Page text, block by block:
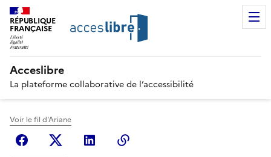
RÉPUBLIQUE
FRANÇAISE
Acceslibre
La plateforme collaborative de l’accessibilité
Voir le fil d'Ariane
FacebookX (anciennement Twitter)
Linkedin